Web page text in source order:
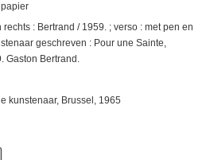
: Bertrand / 1959. ; verso : met pen en
geschreven : Pour une Sainte,
Gaston Bertrand.
kunstenaar, Brussel, 1965